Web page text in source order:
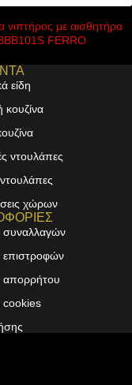
νιπτήρος με αισθητήρα
FERRO
είδη
κουζίνα
ντουλάπες
ντουλάπες
χώρων
συναλλαγών
επιστροφών
απορρήτου
cookies